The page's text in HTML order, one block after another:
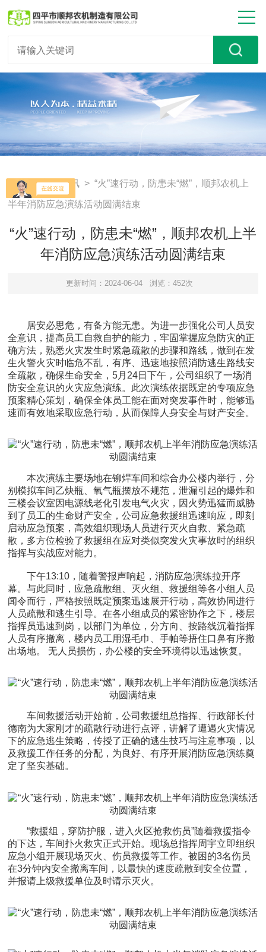
首页 >新闻资讯 > “火”速行动，防患未“燃”，顺邦农机上
半年消防应急演练活动圆满结束
“火”速行动，防患未“燃”，顺邦农机上半
年消防应急演练活动圆满结束
更新时间：2024-06-04 浏览：452次
居安必思危，有备方能无患。为进一步强化公司人员安
全意识，提高员工自救自护的能力，牢固掌握应急防灾的正
确方法，熟悉火灾发生时紧急疏散的步骤和路线，做到在发
生火警火灾时临危不乱，有序、迅速地按照消防逃生路线安
全疏散，确保生命安全，5月24日下午，公司组织了一场消
防安全意识的火灾应急演练。此次演练依据既定的专项应急
预案精心策划，确保全体员工能在面对突发事件时，能够迅
速而有效地采取应急行动，从而保障人身安全与财产安全。
本次演练主要场地在铆焊车间和综合办公楼内举行，分
别模拟车间乙炔瓶、氧气瓶摆放不规范，泄漏引起的爆炸和
三楼会议室因电源线老化引发电气火灾，因火势迅猛而威胁
到了员工的生命财产安全，公司应急救援组迅速响应，即刻
启动应急预案，高效组织现场人员进行灭火自救、紧急疏
散，多方位检验了救援组在应对类似突发火灾事故时的组织
指挥与实战应对能力。
下午13:10，随着警报声响起，消防应急演练拉开序
幕。与此同时，应急疏散组、灭火组、救援组等各小组人员
闻令而行，严格按照既定预案迅速展开行动，高效协同进行
人员疏散和逃生引导。在各小组成员的紧密协作之下，楼层
指挥员迅速到岗，以部门为单位，分方向、按路线沉着指挥
人员有序撤离，楼内员工用湿毛巾、手帕等捂住口鼻有序撤
出场地。 无人员损伤，办公楼的安全环境得以迅速恢复。
车间救援活动开始前，公司救援组总指挥、行政部长付
德南为大家刚才的疏散行动进行点评，讲解了遭遇火灾情况
下的应急逃生策略，传授了正确的逃生技巧与注意事项，以
及救援工作任务的分配，为良好、有序开展消防应急演练奠
定了坚实基础。
“救援组，穿防护服，进入火区抢救伤员”随着救援指令
的下达，车间扑火救灾正式开始。现场总指挥周宇立即组织
应急小组开展现场灭火、伤员救援等工作。被困的3名伤员
在3分钟内安全撤离车间，以最快的速度疏散到安全位置，
并报请上级救援单位及时请示灭火。